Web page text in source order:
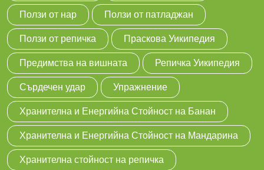
Ползи от нар
Ползи от патладжан
Ползи от репичка
Праскова Уикипедия
Предимства на вишната
Репичка Уикипедия
Сърдечен удар
Упражнение
Хранителна и Енергийна Стойност на Банан
Хранителна и Енергийна Стойност на Мандарина
Хранителна стойност на репичка